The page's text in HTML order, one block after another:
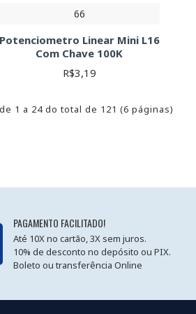
66
Potenciometro Linear Mini L16
Com Chave 100K
R$3,19
1 a 24 do total de 121 (6 páginas)
PAGAMENTO FACILITADO!
Até 10X no cartão, 3X sem juros.
10% de desconto no depósito ou PIX.
Boleto ou transferência Online